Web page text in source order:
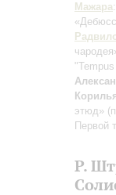
Мажара
этюд»
Первой
Р.